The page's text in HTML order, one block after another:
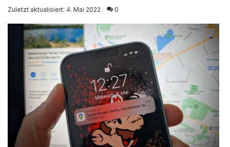
Zuletzt aktualisiert: 4. Mai 2022 0